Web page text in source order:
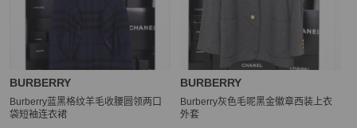
BURBERRY
Burberry蓝黑格纹羊毛收腰圆领两口
袋短袖连衣裙
BURBERRY
Burberry灰色毛呢黑金徽章西装上衣
外套